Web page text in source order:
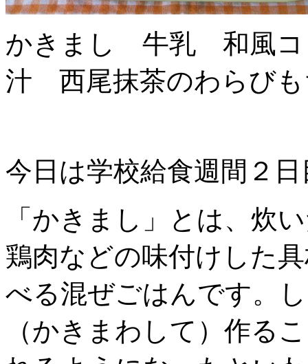
かきまし 牛乳 和風コ
汁 西尾抹茶のわらび
今日は学校給食週間２
「かきまし」とは、炊
鶏肉などの味付けした
べる混ぜごはんです。
（かきまわして）作る